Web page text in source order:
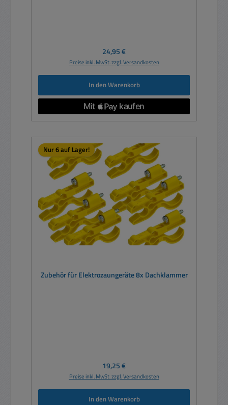
Regulärer Preis:
24,95 €
Preise inkl. MwSt. zzgl. Versandkosten
In den Warenkorb
Nur 6 auf Lager!
Zubehör für Elektrozaungeräte 8x Dachklammer
Regulärer Preis:
19,25 €
Preise inkl. MwSt. zzgl. Versandkosten
In den Warenkorb